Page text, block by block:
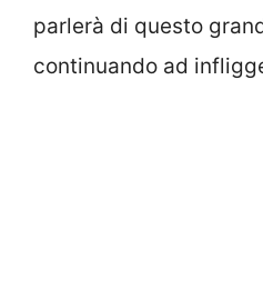
parlerà di questo
continuando ad